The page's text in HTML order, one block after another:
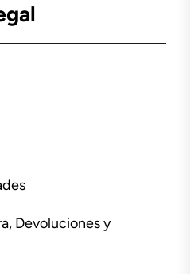
Devoluciones y